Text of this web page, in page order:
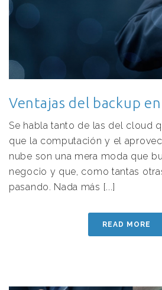
Ventajas del backup
Se habla tanto de las del cloud
que la computación y el
nube son una mera moda que
negocio y que, como tantas
pasando. Nada más [...]
READ MORE